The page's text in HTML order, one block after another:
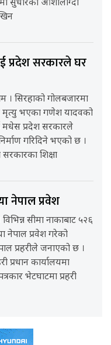
सुधारका आशालाग्दा
प्रदेश सरकारले घर
। सिरहाको गोलबजारमा
मृत्यु भएका गणेश यादवको
मधेस प्रदेश सरकारले
गरिदिने भएको छ ।
शिक्षा
नेपाल प्रवेश
सीमा नाकाबाट ५२६
नेपाल प्रवेश गरेको
प्रहरीले जनाएको छ ।
प्रधान कार्यालयमा
भेटघाटमा प्रहरी